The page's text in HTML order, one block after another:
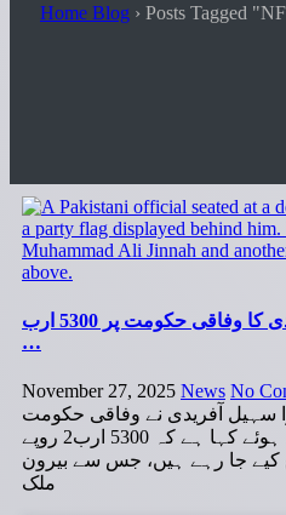
Home Blog › Posts Tagged
وزیراعلیٰ کے پی سہیل آفریدی کا وفاقی حکومت پر 5300 ارب
…
November 27, 2025 News No
سہیل آفریدی نے وفاقی حکومت
پر سنگین الزامات عائد کرتے ہوئے کہا ہے کہ 5300 ارب2 روپے
کیے جا رہے ہیں، جس سے بیرون
ملک